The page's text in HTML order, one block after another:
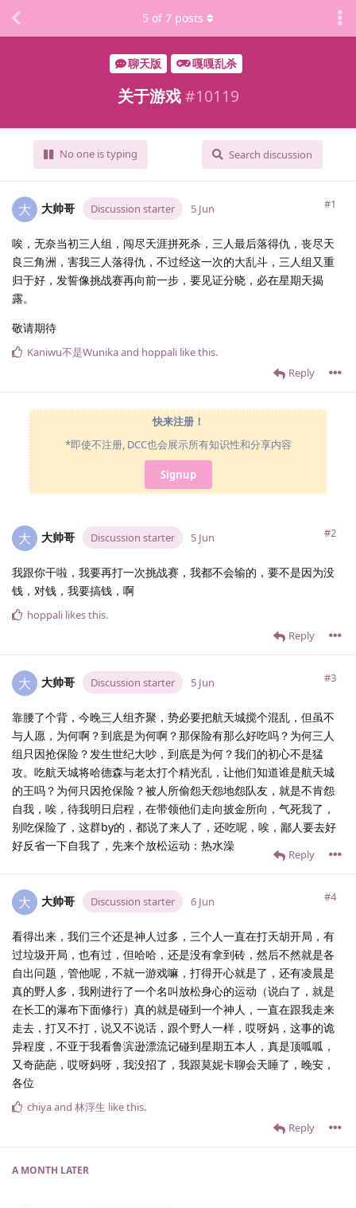
聊天版 嘎嘎乱杀
关于游戏 #10119
No one is typing Search discussion
5 of 7 posts
大 大帅哥 Discussion starter #1
5 Jun
唉，无奈当初三人组，闯尽天涯拼死杀，三人最后落得仇，丧尽天
良三角洲，害我三人落得仇，不过经这一次的大乱斗，三人组又重
归于好，发誓像挑战赛再向前一步，要见证分晓，必在星期天揭
露。
敬请期待
Reply
Kaniwu不是Wunikaand hoppali like this.
快来注册！
*即使不注册, DCC也会展示所有知识性和分享内容
Signup
大 大帅哥 Discussion starter #2
5 Jun
我跟你干啦，我要再打一次挑战赛，我都不会输的，要不是因为没
钱，对钱，我要搞钱，啊
Reply
hoppali likes this.
大 大帅哥 Discussion starter #3
5 Jun
靠腰了个背，今晚三人组齐聚，势必要把航天城搅个混乱，但虽不
与人愿，为何啊？到底是为何啊？那保险有那么好吃吗？为何三人
组只因抢保险？发生世纪大吵，到底是为何？我们的初心不是猛
攻。吃航天城将哈德森与老太打个精光乱，让他们知道谁是航天城
的王吗？为何只因抢保险？被人所偷怨天怨地怨队友，就是不肯怨
自我，唉，待我明日启程，在带领他们走向披金所向，气死我了，
别吃保险了，这群by的，都说了来人了，还吃呢，唉，鄙人要去好
好反省一下自我了，先来个放松运动：热水澡
Reply
大 大帅哥 Discussion starter #4
6 Jun
看得出来，我们三个还是神人过多，三个人一直在打天胡开局，有
过垃圾开局，也有过，但哈哈，还是没有拿到砖，然后不然就是各
自出问题，管他呢，不就一游戏嘛，打得开心就是了，还有凌晨是
真的野人多，我刚进行了一个名叫放松身心的运动（说白了，就是
在长工的瀑布下面修行）真的就是碰到一个神人，一直在跟我走来
走去，打又不打，说又不说话，跟个野人一样，哎呀妈，这事的诡
异程度，不亚于我看鲁滨逊漂流记碰到星期五本人，真是顶呱呱，
又奇葩葩，哎呀妈呀，我没招了，我跟莫妮卡聊会天睡了，晚安，
各位
Reply
chiyaand 林浮生 like this.
A MONTH LATER